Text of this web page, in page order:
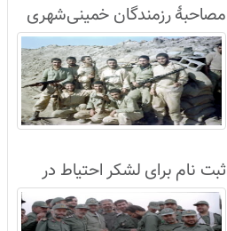
مصاحبۀ رزمندگان خمینی‌شهری
لشکر8 در سال63+فیلم
ثبت نام برای لشکر احتیاط در
نجف آباد